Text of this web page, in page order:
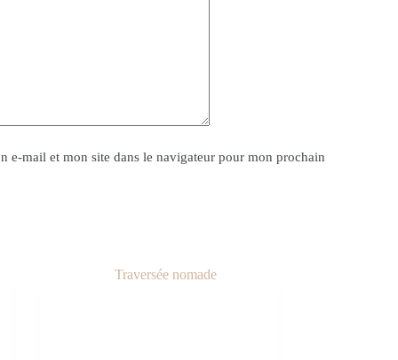
e-mail et mon site dans le navigateur pour mon prochain